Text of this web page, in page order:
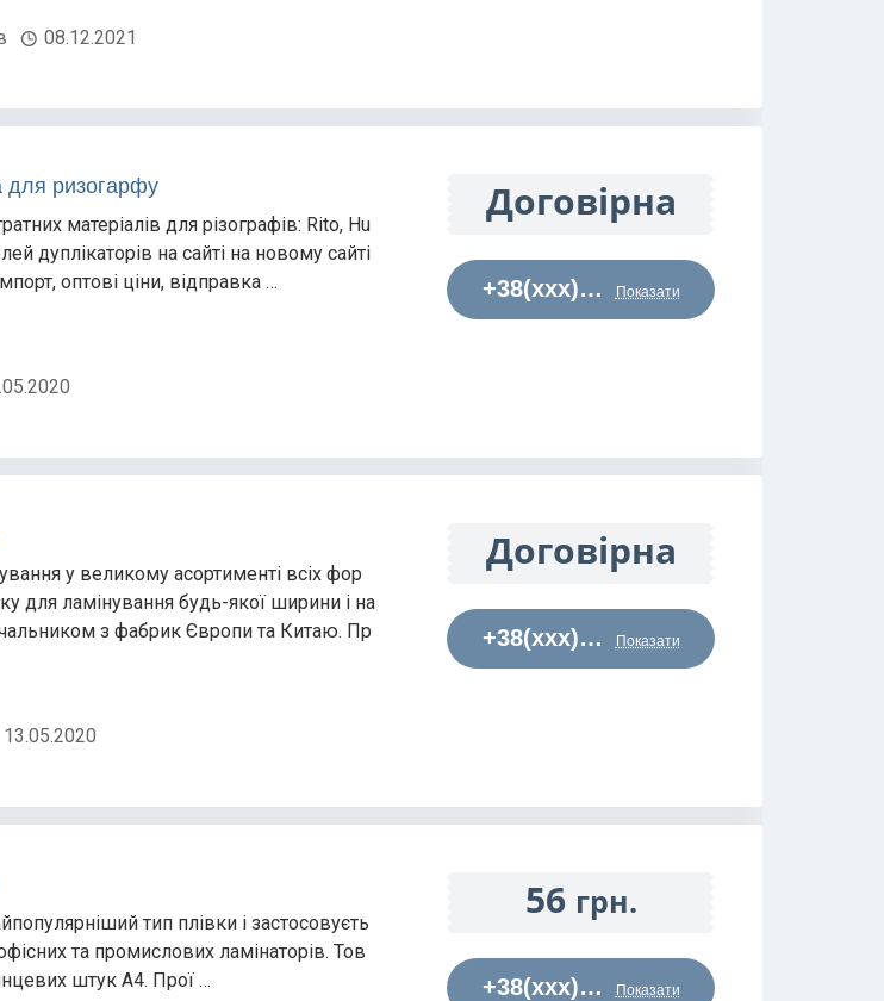
08.12.2021
для ризогарфу
матеріалів для різографів: Rito, Hu
дуплікаторів на сайті на новому сайті
оптові ціни, відправка …
Договірна
+38(xxx)… Показати
у великому асортименті всіх фор
для ламінування будь-якої ширини і на
з фабрик Європи та Китаю. Пр
13.05.2020
Договірна
+38(xxx)… Показати
тип плівки і застосовуєть
та промислових ламінаторів. Тов
штук А4. Прої …
56 грн.
+38(xxx)… Показати